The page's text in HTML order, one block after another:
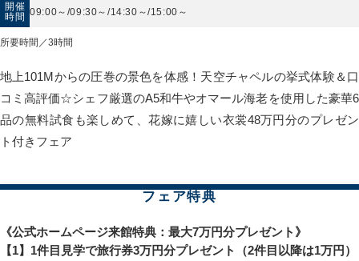
開催
時間 09:00～/09:30～/14:30～/15:00～
所要時間／3時間
地上101Mからの圧巻の景色を体感！天空チャペルの挙式体験＆口
コミ高評価☆シェフ厳選のA5和牛やオマール海老を使用した豪華6
品の無料試食も楽しめて、花嫁に嬉しい衣裳48万円分のプレゼン
ト付きフェア
フェア特典
《公式ホームページ来館特典：最大7万円分プレゼント》
【1】1件目見学で旅行券3万円分プレゼント（2件目以降は1万円）